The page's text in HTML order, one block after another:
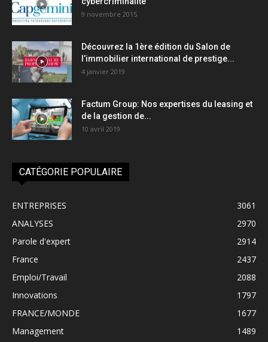
9 novembre 2015
Découvrez la 1ère édition du Salon de
l’immobilier international de prestige...
4 janvier 2019
Factum Group: Nos expertises du leasing et
de la gestion de...
10 avril 2019
CATÉGORIE POPULAIRE
ENTREPRISES
3061
ANALYSES
2970
Parole d'expert
2914
France
2437
Emploi/Travail
2088
Innovations
1797
FRANCE/MONDE
1677
Management
1489